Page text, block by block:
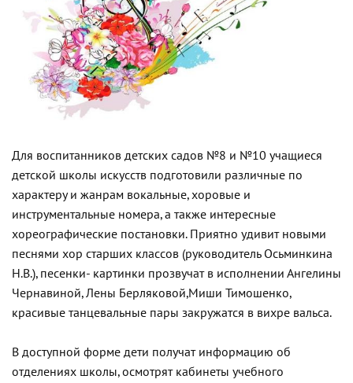
Для воспитанников детских садов №8 и №10 учащиеся
детской школы искусств подготовили различные по
характеру и жанрам вокальные, хоровые и
инструментальные номера, а также интересные
хореографические постановки. Приятно удивит новыми
песнями хор старших классов (руководитель Осьминкина
Н.В.), песенки- картинки прозвучат в исполнении Ангелины
Чернавиной, Лены Берляковой,Миши Тимошенко,
красивые танцевальные пары закружатся в вихре вальса.
В доступной форме дети получат информацию об
отделениях школы, осмотрят кабинеты учебного